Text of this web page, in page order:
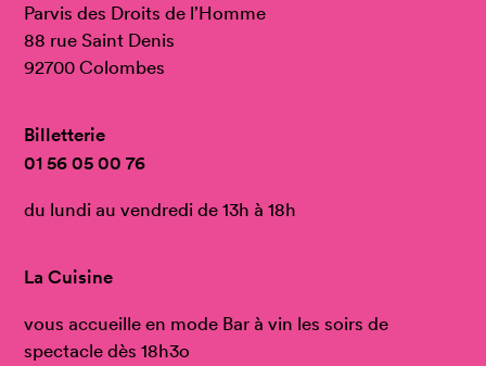
Parvis des Droits de l’Homme
88 rue Saint Denis
92700 Colombes
Billetterie
01 56 05 00 76
du lundi au vendredi de 13h à 18h
La Cuisine
vous accueille en mode Bar à vin les soirs de
spectacle dès 18h3o